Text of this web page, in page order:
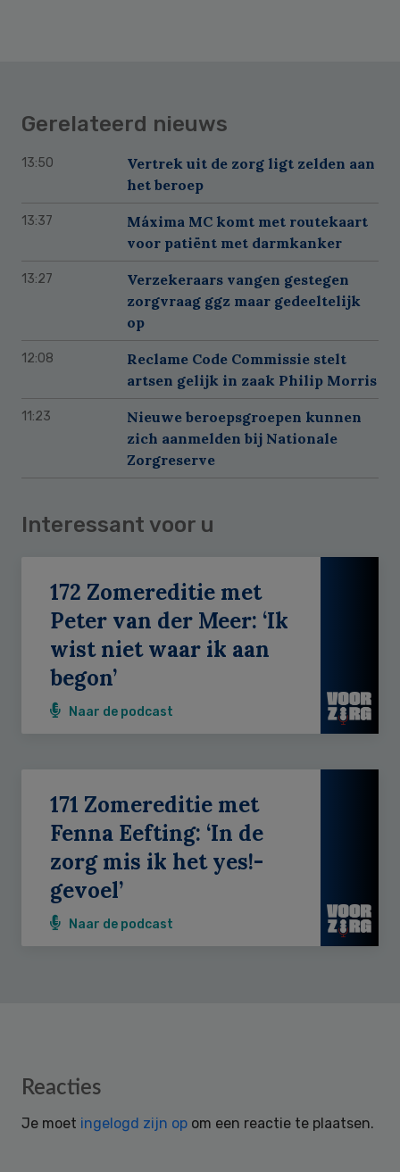
Gerelateerd nieuws
13:50
Vertrek uit de zorg ligt zelden aan
het beroep
13:37
Máxima MC komt met routekaart
voor patiënt met darmkanker
13:27
Verzekeraars vangen gestegen
zorgvraag ggz maar gedeeltelijk
op
12:08
Reclame Code Commissie stelt
artsen gelijk in zaak Philip Morris
11:23
Nieuwe beroepsgroepen kunnen
zich aanmelden bij Nationale
Zorgreserve
Interessant voor u
172 Zomereditie met
Peter van der Meer: ‘Ik
wist niet waar ik aan
begon’
Naar de podcast
171 Zomereditie met
Fenna Eefting: ‘In de
zorg mis ik het yes!-
gevoel’
Naar de podcast
Reader
Reacties
Je moet ingelogd zijn op om een reactie te plaatsen.